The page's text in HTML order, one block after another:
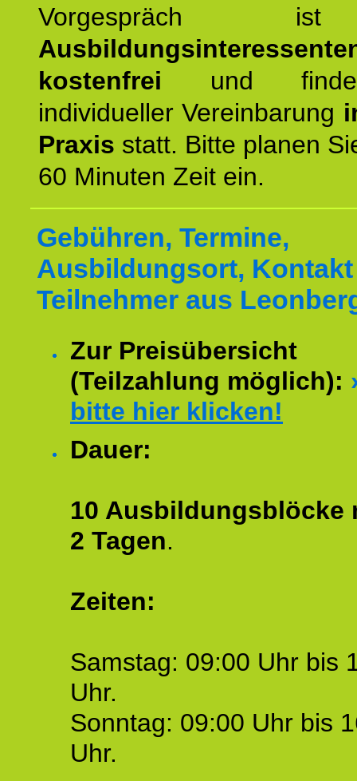
kostenfrei und
individueller Vereinbarung
Praxis statt. Bitte planen
60 Minuten Zeit ein.
Gebühren, Termine,
Ausbildungsort,
Teilnehmer aus
Zur Preisübersicht
(Teilzahlung möglich):
bitte hier klicken!
Dauer:
10 Ausbildungsblöcke
2 Tagen.
Zeiten:
Samstag: 09:00 Uhr bis
Uhr.
Sonntag: 09:00 Uhr bis
Uhr.